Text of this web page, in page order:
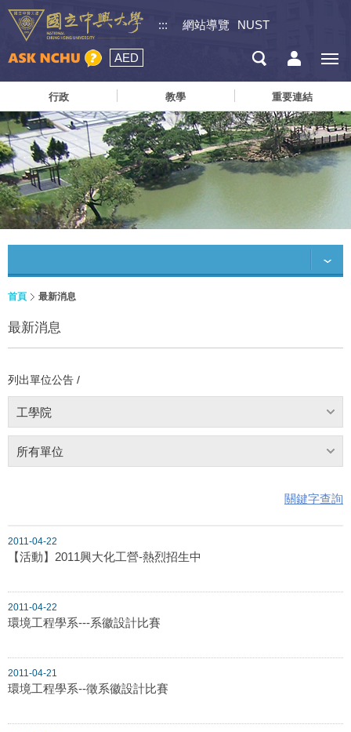
::: 網站導覽 NUST
AED
行政 教學 重要連結
首頁 最新消息
最新消息
列出單位公告 /
工學院
所有單位
關鍵字查詢
2011-04-22
【活動】2011興大化工營-熱烈招生中
2011-04-22
環境工程學系---系徽設計比賽
2011-04-21
環境工程學系--徵系徽設計比賽